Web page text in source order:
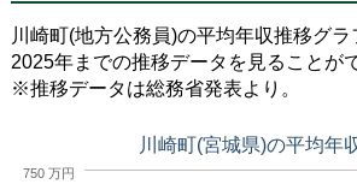
川崎町(地方公務員)の平均年収推移グ
2025年までの推移データを見ることが
※推移データは総務省発表より。
川崎町(宮城県)の平均年
750 万円